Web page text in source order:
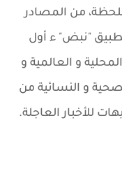
من المصادر
"نبض" ء أول
و العالمية و
و النسائية من
للأخبار العاجلة.